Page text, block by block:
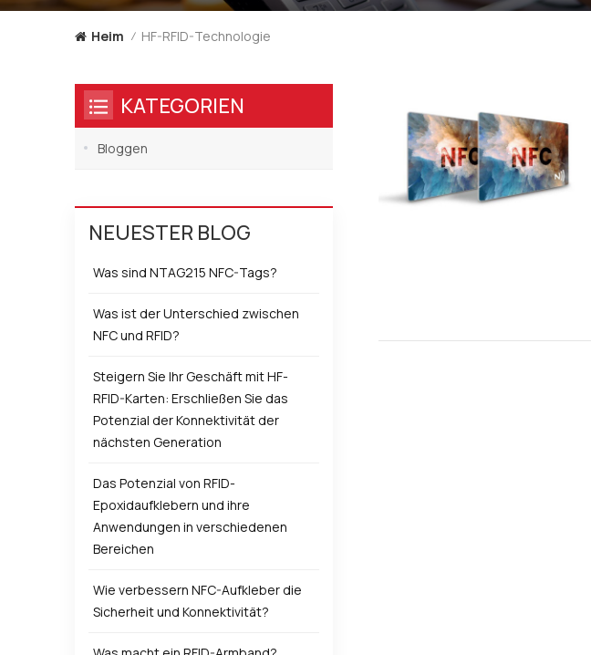
Heim / HF-RFID-Technologie
KATEGORIEN
Bloggen
NEUESTER BLOG
Was sind NTAG215 NFC-Tags?
Was ist der Unterschied zwischen
NFC und RFID?
Steigern Sie Ihr Geschäft mit HF-
RFID-Karten: Erschließen Sie das
Potenzial der Konnektivität der
nächsten Generation
Das Potenzial von RFID-
Epoxidaufklebern und ihre
Anwendungen in verschiedenen
Bereichen
Wie verbessern NFC-Aufkleber die
Sicherheit und Konnektivität?